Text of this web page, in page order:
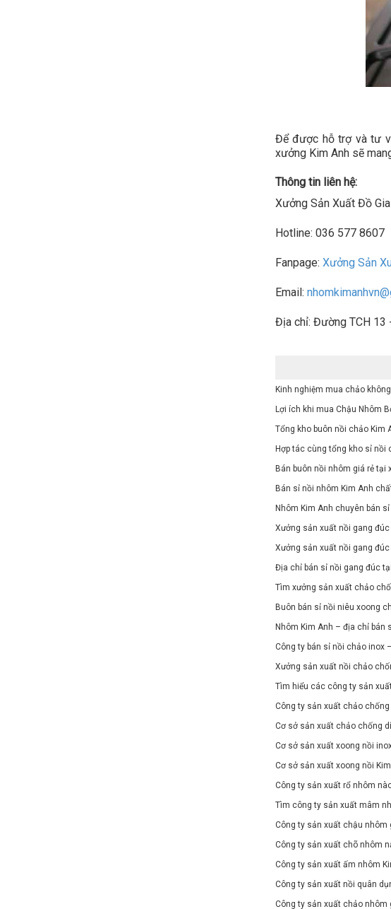
Để được hỗ trợ và tư
xưởng Kim Anh sẽ
Thông tin liên hệ:
Xưởng Sản Xuất Đồ
Hotline: 036 577 8607
Fanpage: Xưởng Sản
Email:
Địa chỉ: Đường TCH 13
Kinh nghiệm mua chảo
Lợi ích khi mua Chậu Nhôm
Tổng kho buôn nồi chảo Kim
Hợp tác cùng tổng kho sỉ nồi
Bán buôn nồi nhôm giá rẻ tại
Bán sỉ nồi nhôm Kim Anh
Nhôm Kim Anh chuyên bán
Xưởng sản xuất nồi gang
Xưởng sản xuất nồi gang
Địa chỉ bán sỉ nồi gang đúc
Tìm xưởng sản xuất chảo
Buôn bán sỉ nồi niêu xoong
Nhôm Kim Anh – địa chỉ bán
Công ty bán sỉ nồi chảo inox
Xưởng sản xuất nồi chảo
Tìm hiểu các công ty sản
Công ty sản xuất chảo
Cơ sở sản xuất chảo chống
Cơ sở sản xuất xoong nồi
Cơ sở sản xuất xoong nồi
Công ty sản xuất rổ nhôm
Tìm công ty sản xuất mâm
Công ty sản xuất chậu nhôm
Công ty sản xuất chõ nhôm
Công ty sản xuất ấm nhôm
Công ty sản xuất nồi quân
Công ty sản xuất chảo nhôm